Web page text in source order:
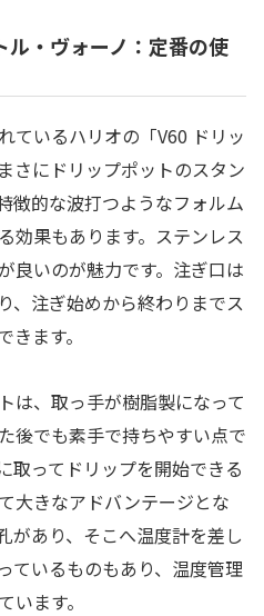
ル・ヴォーノ：定番の使
ているハリオの「V60 ドリッ
さにドリップポットのスタン
徴的な波打つようなフォルム
効果もあります。ステンレス
良いのが魅力です。注ぎ口は
、注ぎ始めから終わりまでス
ます。
は、取っ手が樹脂製になって
後でも素手で持ちやすい点で
取ってドリップを開始できる
大きなアドバンテージとな
があり、そこへ温度計を差し
ているものもあり、温度管理
ます。